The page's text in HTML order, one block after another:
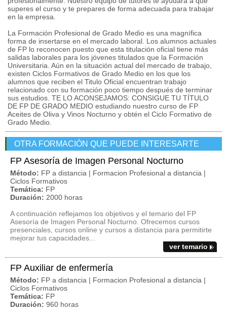
superes el curso y te prepares de forma adecuada para trabajar
en la empresa.
La Formación Profesional de Grado Medio es una magnífica
forma de insertarse en el mercado laboral. Los alumnos actuales
de FP lo reconocen puesto que esta titulación oficial tiene más
salidas laborales para los jóvenes titulados que la Formación
Universitaria. Aún en la situación actual del mercado de trabajo,
existen Ciclos Formativos de Grado Medio en los que los
alumnos que reciben el Titulo Oficial encuentran trabajo
relacionado con su formación poco tiempo después de terminar
sus estudios. TE LO ACONSEJAMOS: CONSIGUE TU TÍTULO
DE FP DE GRADO MEDIO estudiando nuestro curso de FP
Aceites de Oliva y Vinos Nocturno y obtén el Ciclo Formativo de
Grado Medio.
OTRA FORMACIÓN QUE PUEDE INTERESARTE
FP Asesoría de Imagen Personal Nocturno
Método: FP a distancia | Formacion Profesional a distancia |
Ciclos Formativos
Temática: FP
Duración: 2000 horas
A continuación reflejamos los objetivos y el temario del FP
Asesoría de Imagen Personal Nocturno. Ofrecemos cursos
presenciales, cursos online y cursos a distancia para permitirte
mejorar tus capacidades...
ver temario
FP Auxiliar de enfermería
Método: FP a distancia | Formacion Profesional a distancia |
Ciclos Formativos
Temática: FP
Duración: 960 horas